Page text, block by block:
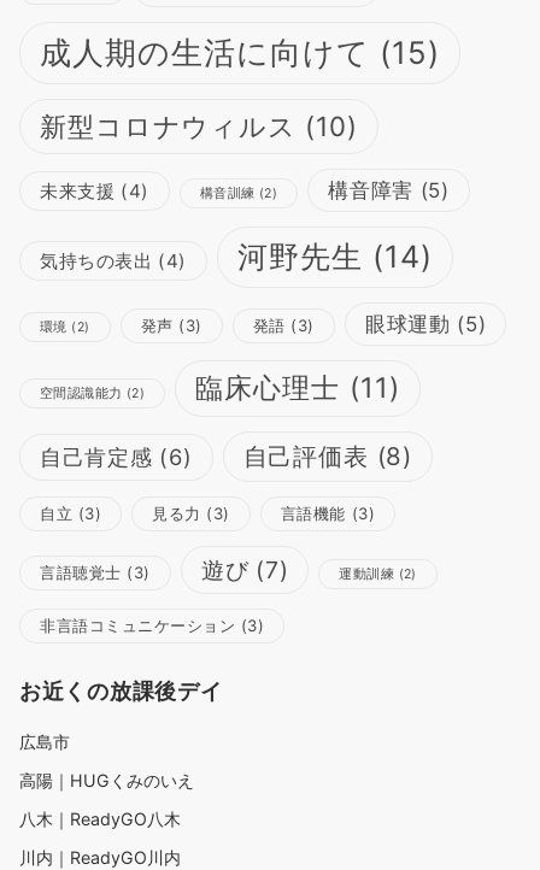
成人期の生活に向けて (15)
新型コロナウィルス (10)
未来支援 (4) 構音訓練 (2) 構音障害 (5)
気持ちの表出 (4) 河野先生 (14)
環境 (2) 発声 (3) 発語 (3) 眼球運動 (5)
空間認識能力 (2) 臨床心理士 (11)
自己肯定感 (6) 自己評価表 (8)
自立 (3) 見る力 (3) 言語機能 (3)
言語聴覚士 (3) 遊び(7) 運動訓練 (2)
非言語コミュニケーション (3)
お近くの放課後デイ
広島市
高陽｜HUGくみのいえ
八木｜ReadyGO八木
川内｜ReadyGO川内